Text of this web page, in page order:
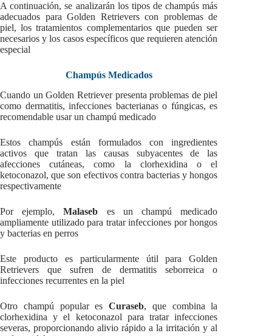
A continuación, se analizarán los tipos de champús más
adecuados para Golden Retrievers con problemas de
piel, los tratamientos complementarios que pueden ser
necesarios y los casos específicos que requieren atención
especial
Champús Medicados
Cuando un Golden Retriever presenta problemas de piel
como dermatitis, infecciones bacterianas o fúngicas, es
recomendable usar un champú medicado
Estos champús están formulados con ingredientes
activos que tratan las causas subyacentes de las
afecciones cutáneas, como la clorhexidina o el
ketoconazol, que son efectivos contra bacterias y hongos
respectivamente
Por ejemplo,Malaseb es un champú medicado
ampliamente utilizado para tratar infecciones por hongos
y bacterias en perros
Este producto es particularmente útil para Golden
Retrievers que sufren de dermatitis seborreica o
infecciones recurrentes en la piel
Otro champú popular esCuraseb, que combina la
clorhexidina y el ketoconazol para tratar infecciones
severas, proporcionando alivio rápido a la irritación y al